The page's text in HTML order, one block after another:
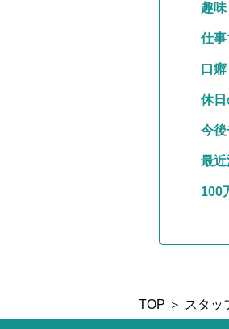
趣
仕事
口癖
休
今後
最近
100
TOP ＞ スタッ